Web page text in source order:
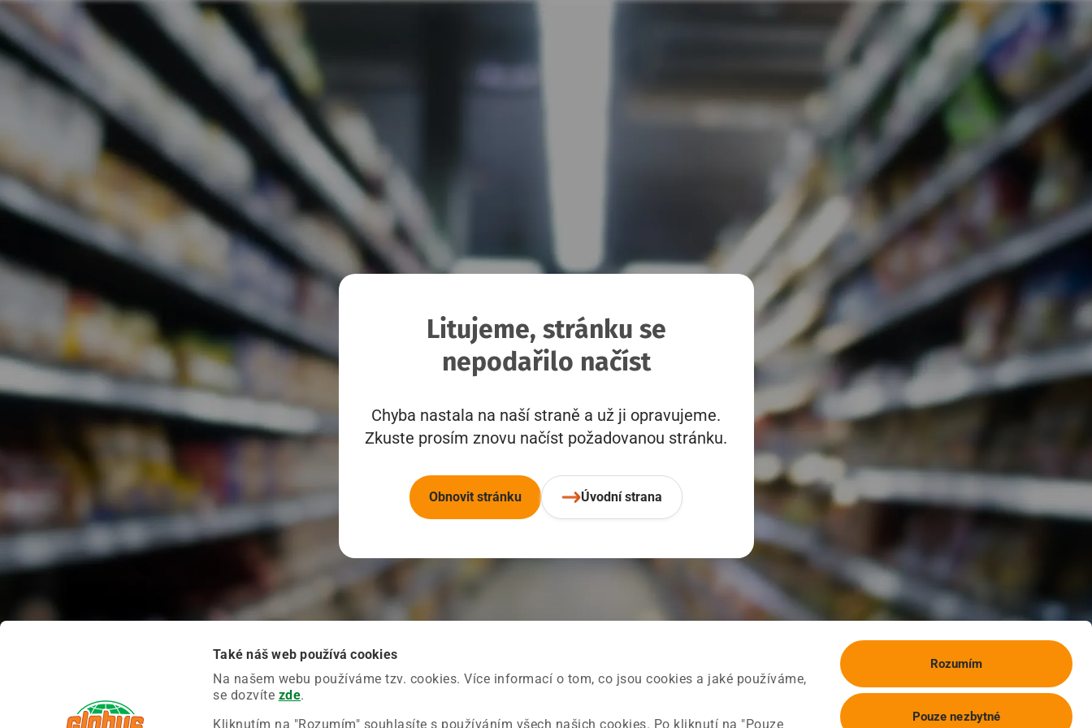
Také náš web používá cookies
Na našem webu používáme tzv. cookies. Více informací o tom, co jsou cookies a jaké používáme,
se dozvíte zde.
Kliknutím na "Rozumím" souhlasíte s používáním všech našich cookies. Po kliknutí na "Pouze
Rozumím
Pouze nezbytné
Litujeme, stránku se
nepodařilo načíst
Chyba nastala na naší straně a už ji opravujeme.
Zkuste prosím znovu načíst požadovanou stránku.
Obnovit stránku Úvodní strana